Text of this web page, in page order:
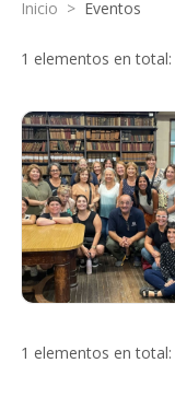
Inicio > Eventos
1 elementos en total:
1 elementos en total: